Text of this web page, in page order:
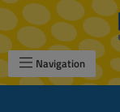
Zum Hauptinhalt springen
Navigation